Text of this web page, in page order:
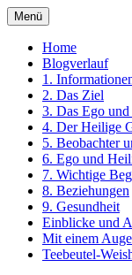
Zum
Inhalt
springen
Ein Kurs
Menü
Home
Blogverlauf
1.
2. Das Ziel
3. Das Ego
4. Der Heilige
5. Beobachter
6. Ego und
7. Wichtige
8. Beziehungen
9. Gesundheit
Einblicke und
Mit einem
Teebeutel-